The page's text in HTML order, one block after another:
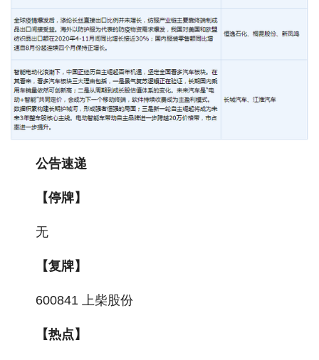
公告速递
【停牌】
无
【复牌】
600841 上柴股份
【热点】